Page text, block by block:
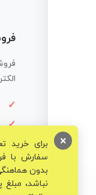
© تمامی حقوق
برای خرید
سفارش با
بدون
نباشد،
×